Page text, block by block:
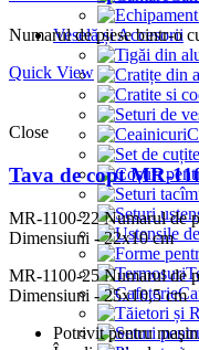
Veselă și Accesorii
Numarul de piese bintr-o
Quick View
Close
Tava de copt MR-
MR-1100-22Numarul de
Dimensiuni - 22x10 cm
MR-1100-25Numarul de
Dimensiuni - 25x10,5 cm
Potrivit pentru